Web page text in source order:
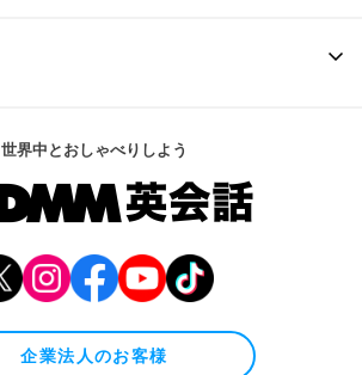
世界中とおしゃべりしよう
企業法人のお客様